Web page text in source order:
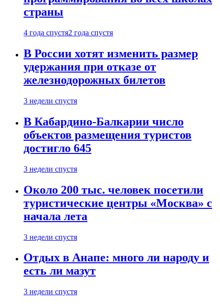
страны
4 года спустя2 года спустя
В России хотят изменить размер
удержания при отказе от
железнодорожных билетов
3 недели спустя
В Кабардино-Балкарии число
объектов размещения туристов
достигло 645
3 недели спустя
Около 200 тыс. человек посетили
туристические центры «Москва» с
начала лета
3 недели спустя
Отдых в Анапе: много ли народу и
есть ли мазут
3 недели спустя